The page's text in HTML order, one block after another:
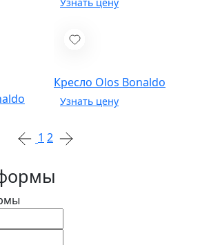
Кресло Olos Bonaldo
1 2